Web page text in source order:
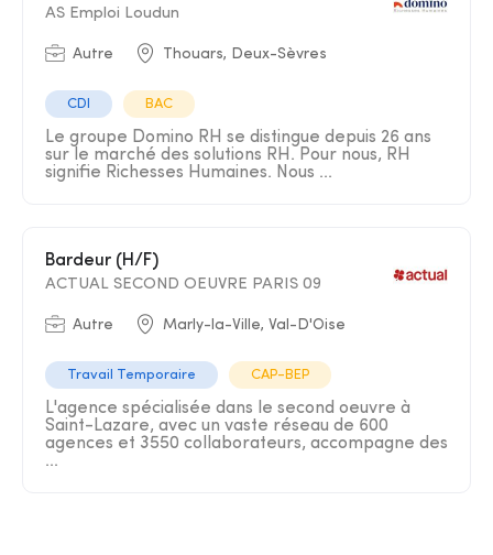
AS Emploi Loudun
Autre Thouars, Deux-Sèvres
CDI BAC
Le groupe Domino RH se distingue depuis 26 ans
sur le marché des solutions RH. Pour nous, RH
signifie Richesses Humaines. Nous ...
Bardeur (H/F)
ACTUAL SECOND OEUVRE PARIS 09
Autre Marly-la-Ville, Val-D'Oise
Travail Temporaire CAP-BEP
L'agence spécialisée dans le second oeuvre à
Saint-Lazare, avec un vaste réseau de 600
agences et 3550 collaborateurs, accompagne des
...